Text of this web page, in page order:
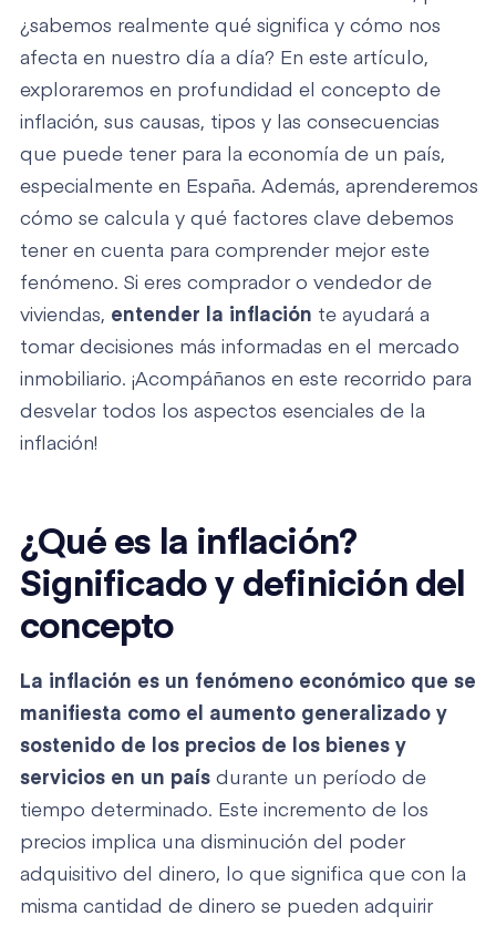
¿sabemos realmente qué significa y cómo nos
afecta en nuestro día a día? En este artículo,
exploraremos en profundidad el concepto de
inflación, sus causas, tipos y las consecuencias
que puede tener para la economía de un país,
especialmente en España. Además, aprenderemos
cómo se calcula y qué factores clave debemos
tener en cuenta para comprender mejor este
fenómeno. Si eres comprador o vendedor de
viviendas, entender la inflación te ayudará a
tomar decisiones más informadas en el mercado
inmobiliario. ¡Acompáñanos en este recorrido para
desvelar todos los aspectos esenciales de la
inflación!
¿Qué es la inflación?
Significado y definición del
concepto
La inflación es un fenómeno económico que se
manifiesta como el
aumento generalizado y
sostenido de los precios de los bienes y
servicios en un país durante un período de
tiempo determinado. Este incremento de los
precios implica una disminución del poder
adquisitivo del dinero, lo que significa que con la
misma cantidad de dinero se pueden adquirir